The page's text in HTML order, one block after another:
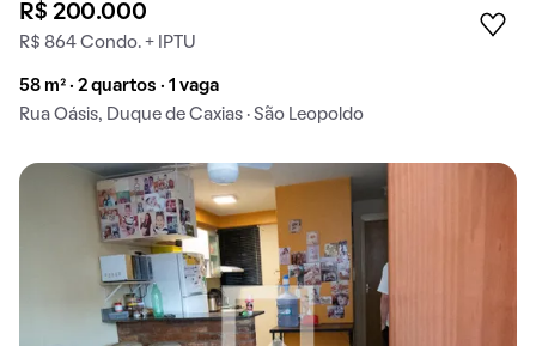
R$ 200.000
R$ 864 Condo. + IPTU
58 m² · 2 quartos · 1 vaga
Rua Oásis, Duque de Caxias · São Leopoldo